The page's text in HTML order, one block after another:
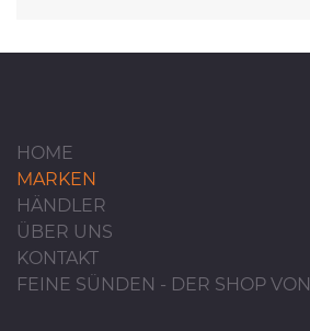
HOME
MARKEN
HÄNDLER
ÜBER UNS
KONTAKT
FEINE SÜNDEN - DER SHOP